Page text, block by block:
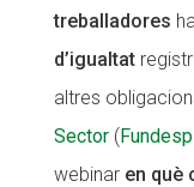
treballadores
d’igualtat
altres
Sector(
webinar en què
Notícies
Butlletins
Diari de la Fundació
Fundesplai als
Notícies
Butlletins
Diari de la Fundació
Fundesplai als